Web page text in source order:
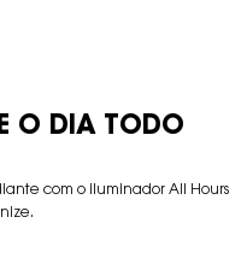
O DIA TODO
com o iluminador All Hours